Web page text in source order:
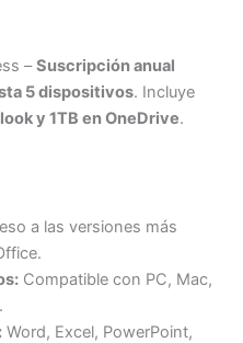
–Suscripción anual
5 dispositivos. Incluye
y 1TB en OneDrive.
a las versiones más
Compatible con PC, Mac,
Word, Excel, PowerPoint,